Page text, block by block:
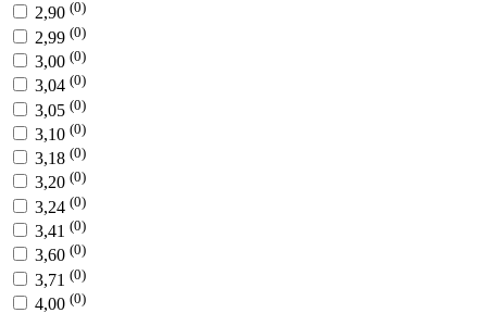
2,90 (0)
2,99 (0)
3,00 (0)
3,04 (0)
3,05 (0)
3,10 (0)
3,18 (0)
3,20 (0)
3,24 (0)
3,41 (0)
3,60 (0)
3,71 (0)
4,00 (0)